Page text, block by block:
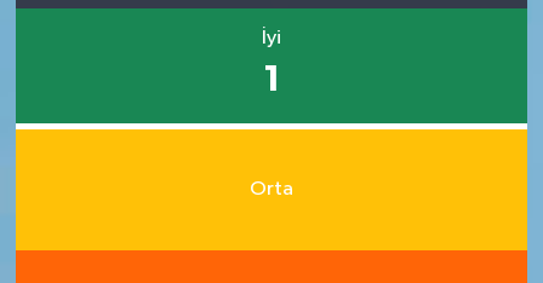
İyi
1
Orta